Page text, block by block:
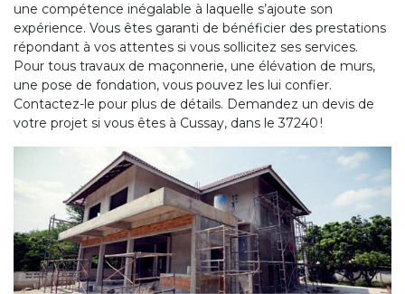
une compétence inégalable à laquelle s’ajoute son
expérience. Vous êtes garanti de bénéficier des prestations
répondant à vos attentes si vous sollicitez ses services.
Pour tous travaux de maçonnerie, une élévation de murs,
une pose de fondation, vous pouvez les lui confier.
Contactez-le pour plus de détails. Demandez un devis de
votre projet si vous êtes à Cussay, dans le 37240 !